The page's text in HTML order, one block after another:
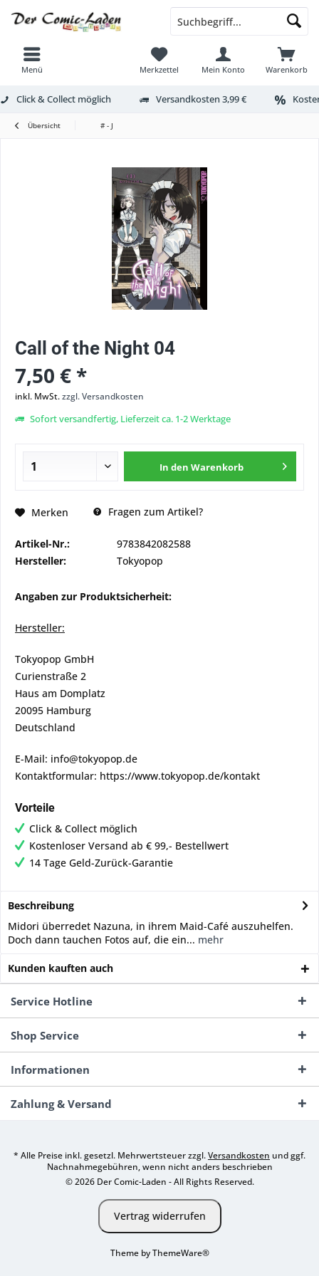
Menü Warenkorb
Merkzettel Mein Konto
Click & Collect möglich Versandkosten 3,99 €
Übersicht # - J
Call of the Night 04
7,50 € *
inkl. MwSt.zzgl. Versandkosten
Sofort versandfertig, Lieferzeit ca. 1-2 Werktage
In den Warenkorb
Merken Fragen zum Artikel?
Artikel-Nr.:
9783842082588
Hersteller:
Tokyopop
Angaben zur Produktsicherheit:
Hersteller:
Tokyopop GmbH
Curienstraße 2
Haus am Domplatz
20095 Hamburg
Deutschland
E-Mail: info@tokyopop.de
Kontaktformular: https://www.tokyopop.de/kontakt
Vorteile
Click & Collect möglich
Kostenloser Versand ab € 99,- Bestellwert
14 Tage Geld-Zurück-Garantie
Beschreibung
Midori überredet Nazuna, in ihrem Maid-Café auszuhelfen.
Doch dann tauchen Fotos auf, die ein... mehr
Kunden kauften auch
Service Hotline
Shop Service
Informationen
Zahlung & Versand
* Alle Preise inkl. gesetzl. Mehrwertsteuer zzgl.Versandkosten und ggf.
Nachnahmegebühren, wenn nicht anders beschrieben
© 2026 Der Comic-Laden - All Rights Reserved.
Vertrag widerrufen
Theme byThemeWare®